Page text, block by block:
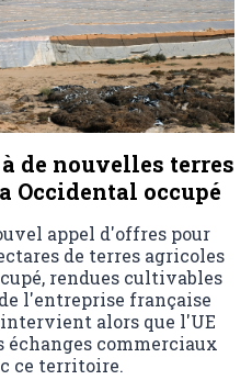
de nouvelles terres
Occidental occupé
appel d'offres pour
de terres agricoles
rendues cultivables
l'entreprise française
alors que l'UE
commerciaux
ce territoire.